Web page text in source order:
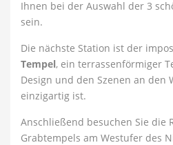
Ihnen bei der Auswahl der 3
sein.
Die nächste Station ist der
Tempel, ein terrassenförmiger
Design und den Szenen an den
einzigartig ist.
Anschließend besuchen Sie die
Grabtempels am Westufer des